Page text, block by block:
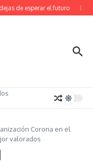
de esperar el futuro El
Corona en el
valorados